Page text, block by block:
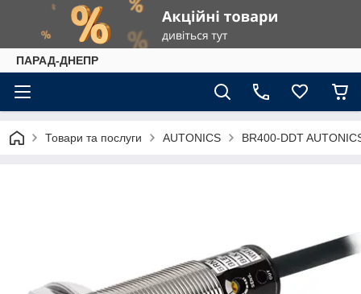
ПАРАД-ДНЕПР
Товари та послуги AUTONICS BR400-DDT